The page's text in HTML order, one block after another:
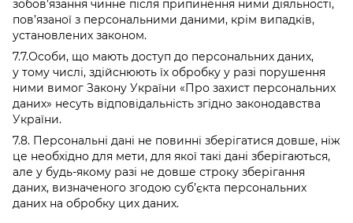
зобов’язання чинне після припинення ними діяльності,
пов’язаної з персональними даними, крім випадків,
установлених законом.
7.7.Особи, що мають доступ до персональних даних,
у тому числі, здійснюють їх обробку у разі порушення
ними вимог Закону України «Про захист персональних
даних» несуть відповідальність згідно законодавства
України.
7.8. Персональні дані не повинні зберігатися довше, ніж
це необхідно для мети, для якої такі дані зберігаються,
але у будь-якому разі не довше строку зберігання
даних, визначеного згодою суб’єкта персональних
даних на обробку цих даних.